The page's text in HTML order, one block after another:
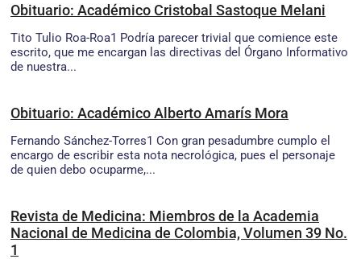
Obituario: Académico Cristobal Sastoque Melani
Tito Tulio Roa-Roa1 Podría parecer trivial que comience este
escrito, que me encargan las directivas del Órgano Informativo
de nuestra...
Obituario: Académico Alberto Amarís Mora
Fernando Sánchez-Torres1 Con gran pesadumbre cumplo el
encargo de escribir esta nota necrológica, pues el personaje
de quien debo ocuparme,...
Revista de Medicina: Miembros de la Academia
Nacional de Medicina de Colombia, Volumen 39 No.
1